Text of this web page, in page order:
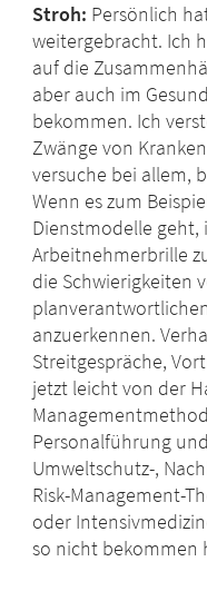
Stroh: Persönlich
weitergebracht. Ich
auf die
aber auch im
bekommen. Ich
Zwänge von
versuche bei allem,
Wenn es zum
Dienstmodelle geht,
Arbeitnehmerbrille
die Schwierigkeiten
anzuerkennen.
Streitgespräche,
jetzt leicht von der
Personalführung
Umweltschutz-,
Risk-Management-
oder
so nicht bekommen